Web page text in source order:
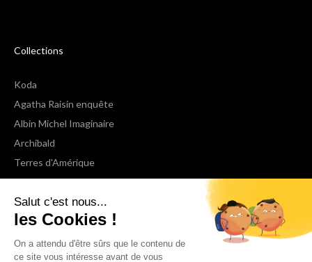
Salut c'est nous...
les Cookies !
On a attendu d'être sûrs que le contenu de
ce site vous intéresse avant de vous
Collections
Koda
Agatha Raisin enquête
Albin Michel Imaginaire
Archibald
Terres d'Amérique
Espaces Libres Poche
NOX
Wiz
Voir toutes les collections